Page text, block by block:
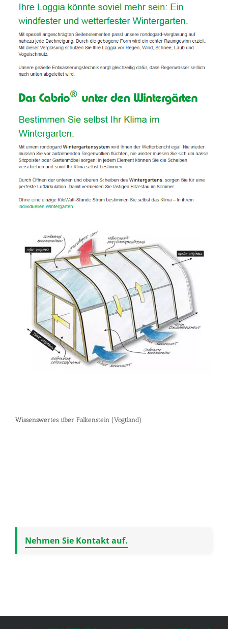
Wissenswertes über Falkenstein (Vogtland)
Nehmen Sie Kontakt auf.